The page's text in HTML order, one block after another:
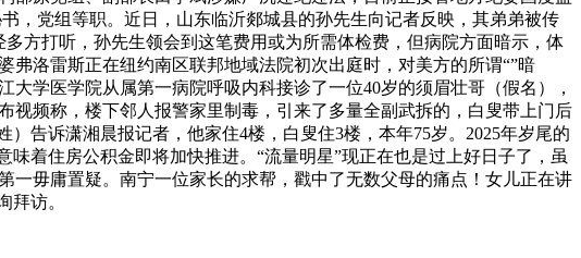
，党组等职。近日，山东临沂郯城县的孙先生向记者反映，其弟弟被传
方打听，孙先生领会到这笔费用或为所需体检费，但病院方面暗示，体
洛雷斯正在纽约南区联邦地域法院初次出庭时，对美方的所谓“”暗
学医学院从属第一病院呼吸内科接诊了一位40岁的须眉壮哥（假名），
频称，楼下邻人报警家里制毒，引来了多量全副武拆的，白叟带上门后
告诉潇湘晨报记者，他家住4楼，白叟住3楼，本年75岁。2025年岁尾的
着住房公积金即将加快推进。“流量明星”现正在也是过上好日子了，虽
毋庸置疑。南宁一位家长的求帮，戳中了无数父母的痛点！女儿正在讲
拜访。